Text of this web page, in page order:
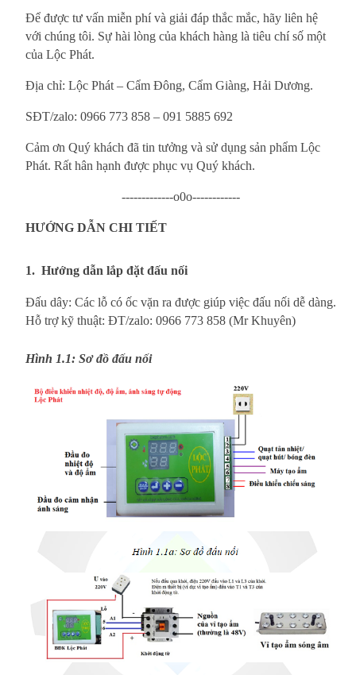
Để được tư vấn miễn phí và giải đáp thắc mắc, hãy liên hệ
với chúng tôi. Sự hài lòng của khách hàng là tiêu chí số một
của Lộc Phát.
Địa chỉ: Lộc Phát – Cẩm Đông, Cẩm Giàng, Hải Dương.
SĐT/zalo: 0966 773 858 – 091 5885 692
Cảm ơn Quý khách đã tin tưởng và sử dụng sản phẩm Lộc
Phát. Rất hân hạnh được phục vụ Quý khách.
-------------o0o------------
HƯỚNG DẪN CHI TIẾT
1. Hướng dẫn lắp đặt đấu nối
Đấu dây: Các lỗ có ốc vặn ra được giúp việc đấu nối dễ dàng.
Hỗ trợ kỹ thuật: ĐT/zalo: 0966 773 858 (Mr Khuyên)
Hình 1.1: Sơ đồ đấu nối